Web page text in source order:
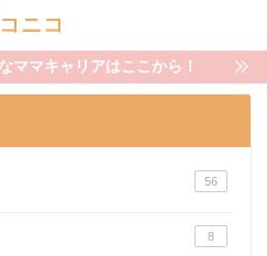
ニコ
ママキャリアはここから！
56
8